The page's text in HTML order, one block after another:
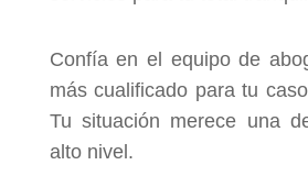
Confía en el equipo de
más cualificado para tu
Tu situación merece una
alto nivel.